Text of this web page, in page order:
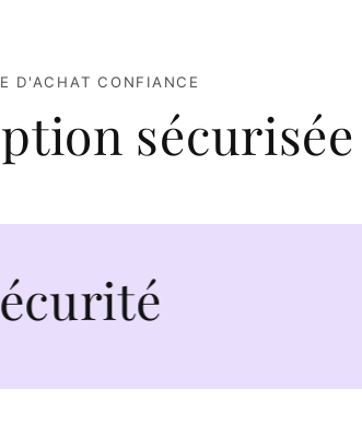
D'ACHAT CONFIANCE
sécurisée